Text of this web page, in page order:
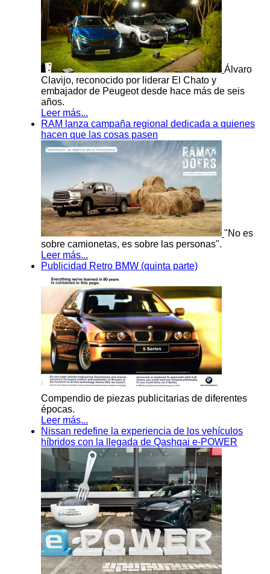
Álvaro
Clavijo, reconocido por liderar El Chato y
embajador de Peugeot desde hace más de seis
años.
Leer más...
RAM lanza campaña regional dedicada a quienes
hacen que las cosas pasen
"No es
sobre camionetas, es sobre las personas".
Leer más...
Publicidad Retro BMW (quinta parte)
Compendio de piezas publicitarias de diferentes
épocas.
Leer más...
Nissan redefine la experiencia de los vehículos
híbridos con la llegada de Qashqai e-POWER